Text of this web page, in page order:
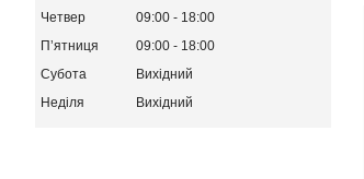
Четвер
09:00
18:00
Пʼятниця
09:00
18:00
Субота
Вихідний
Неділя
Вихідний